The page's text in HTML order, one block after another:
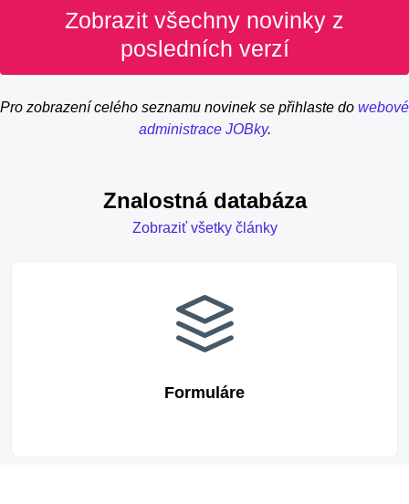
Zobrazit všechny novinky z
posledních verzí
Pro zobrazení celého seznamu novinek se přihlaste do webové
administrace JOBky.
Znalostná databáza
Zobraziť všetky články
Formuláre